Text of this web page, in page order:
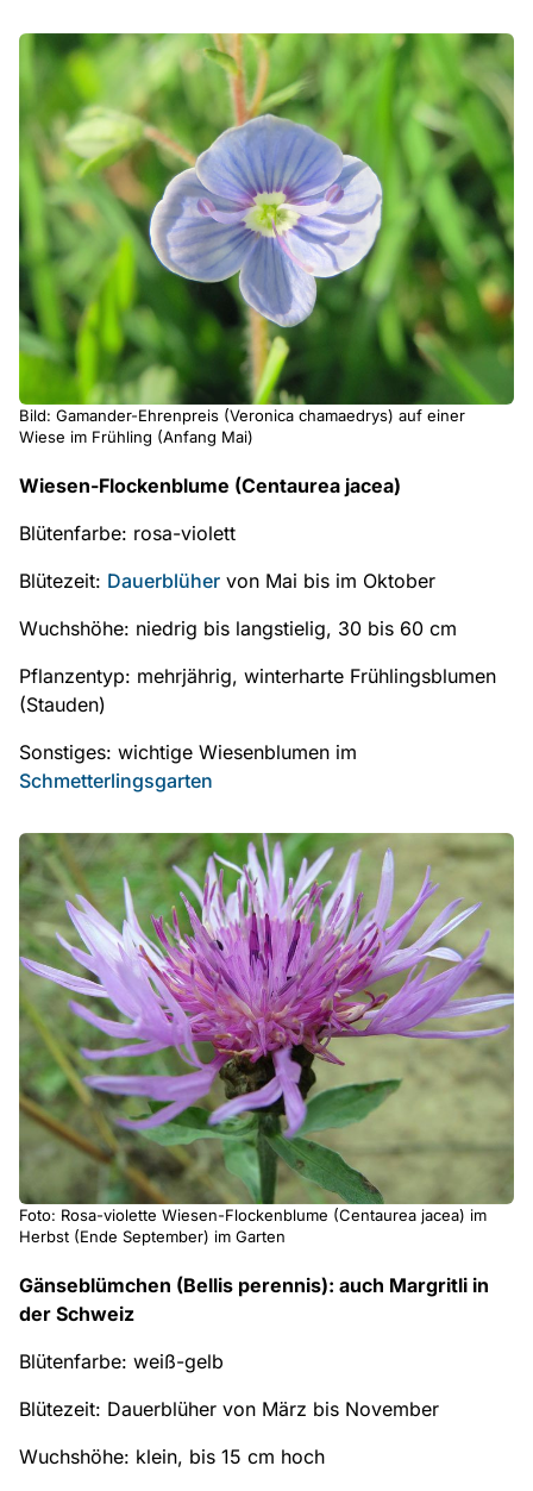
Bild: Gamander-Ehrenpreis (Veronica chamaedrys) auf einer
Wiese im Frühling (Anfang Mai)
Wiesen-Flockenblume (Centaurea jacea)
Blütenfarbe: rosa-violett
Blütezeit: Dauerblüher von Mai bis im Oktober
Wuchshöhe: niedrig bis langstielig, 30 bis 60 cm
Pflanzentyp: mehrjährig, winterharte Frühlingsblumen
(Stauden)
Sonstiges: wichtige Wiesenblumen im
Schmetterlingsgarten
Foto: Rosa-violette Wiesen-Flockenblume (Centaurea jacea) im
Herbst (Ende September) im Garten
Gänseblümchen (Bellis perennis): auch Margritli in
der Schweiz
Blütenfarbe: weiß-gelb
Blütezeit: Dauerblüher von März bis November
Wuchshöhe: klein, bis 15 cm hoch